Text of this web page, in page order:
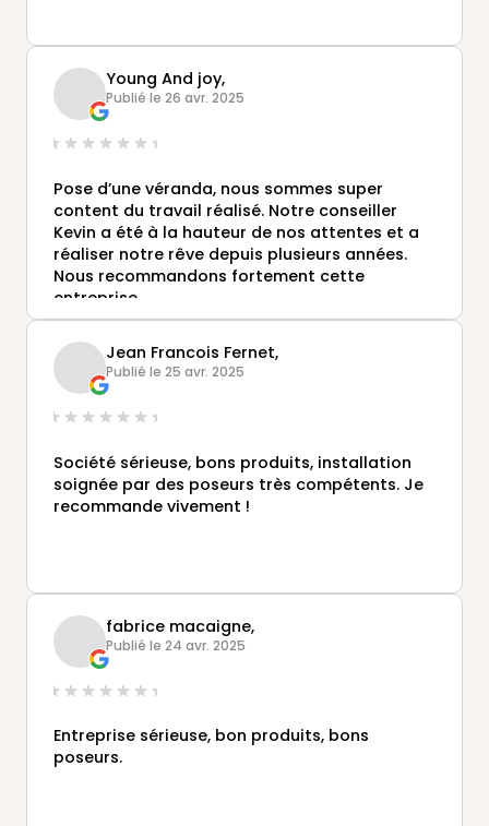
Young And joy,
Publié le 26 avr. 2025
Pose d’une véranda, nous sommes super
content du travail réalisé. Notre conseiller
Kevin a été à la hauteur de nos attentes et a
réaliser notre rêve depuis plusieurs années.
Nous recommandons fortement cette
entreprise.
Jean Francois Fernet,
Publié le 25 avr. 2025
Société sérieuse, bons produits, installation
soignée par des poseurs très compétents. Je
recommande vivement !
fabrice macaigne,
Publié le 24 avr. 2025
Entreprise sérieuse, bon produits, bons
poseurs.